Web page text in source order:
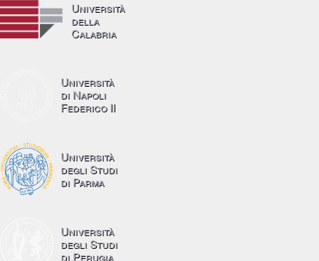
Università
della
Calabria
Università
di Napoli
Federico II
Università
degli Studi
di Parma
Università
degli Studi
di Perugia